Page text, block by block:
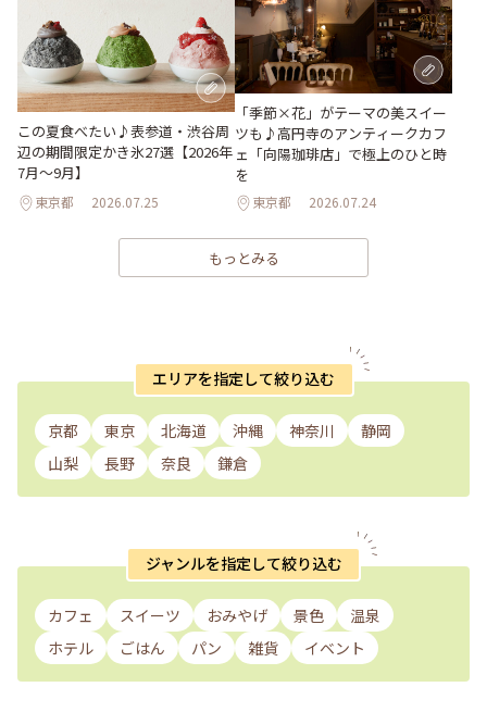
この夏食べたい♪表参道・渋谷周
辺の期間限定かき氷27選【2026年
7月～9月】
東京都 2026.07.25
「季節×花」がテーマの美スイー
ツも♪高円寺のアンティークカフ
ェ「向陽珈琲店」で極上のひと時
を
東京都 2026.07.24
もっとみる
エリアを指定して絞り込む
京都 東京 北海道 沖縄 神奈川
静岡
山梨
長野 奈良 鎌倉
ジャンルを指定して絞り込む
カフェ スイーツ おみやげ 景色
温泉
ホテル
ごはん パン 雑貨 イベント